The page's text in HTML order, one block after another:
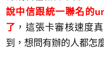
說中信跟統一聯名的
了 ，這張卡審核速度
到，想問有辦的人都怎